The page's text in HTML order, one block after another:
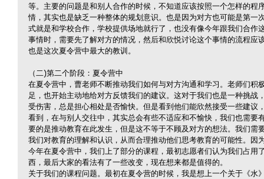
等。主要的问题是和别人合作的时候，不知道应该按照一个怎样的程
情，其实也是缺乏一种整体的规划意识。也是因为对方也可能是第一
式就是和学校合作，学校提供场地就行了，也没有像今年跟我们合作
事情时，需要先了解对方的情况，然后和欣悦讨论这个事情的流程应
也是这次夏令营中最大的教训。
（二)第二个阶段：夏令营中
在夏令营中，曹老师不断推动我们如何与对方沟通和学习。老师们积
足，也开始主动地给对方反馈我们的建议。这对于我们也是一种挑战
受伤害，总是担心相处是否愉快。但是看到他们能欣然接受一些建议
看到，在与别人交往中，其实总会有些不适应和不愉快，我们也需要
要的是推动教育在此发生，但是这不等于不顾及对方的想法。我们需
我们对教育的理解和认识，从而合理推动他们思考教育的可能性。因
今年在夏令营中，我们上了部分的课程，最初志愿者们认为我们占用
西，最后大家的看法有了一些改变，现在想来都是值得的。
关于我们的课程问题。最初在夏令营的时候，我是想上一个关于《水